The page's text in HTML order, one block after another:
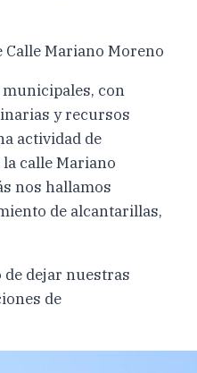
Mariano Moreno
con
y recursos
actividad de
calle Mariano
nos hallamos
de alcantarillas,
de dejar nuestras
de